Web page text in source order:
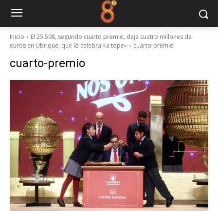
Inicio
El 25.508, segundo cuarto premio, deja cuatro millones de
euros en Ubrique, que lo celebra «a tope»
cuarto-premio
cuarto-premio